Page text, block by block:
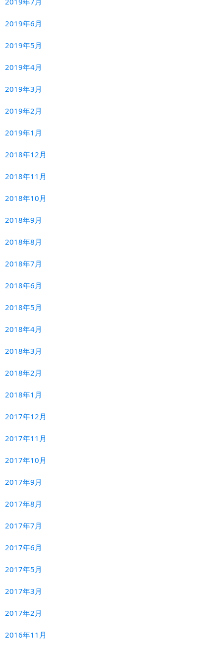
2019年6月
2019年5月
2019年4月
2019年3月
2019年2月
2019年1月
2018年12月
2018年11月
2018年10月
2018年9月
2018年8月
2018年7月
2018年6月
2018年5月
2018年4月
2018年3月
2018年2月
2018年1月
2017年12月
2017年11月
2017年10月
2017年9月
2017年8月
2017年7月
2017年6月
2017年5月
2017年3月
2017年2月
2016年11月